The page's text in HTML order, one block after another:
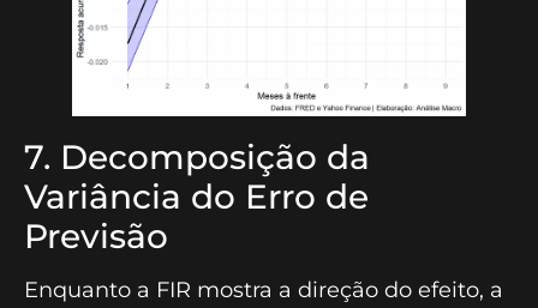
7. Decomposição da
Variância do Erro de
Previsão
Enquanto a FIR mostra a direção do efeito, a